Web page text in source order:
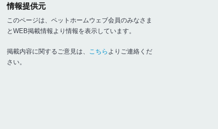
情報提供元
このページは、ペットホームウェブ会員のみなさま
とWEB掲載情報より情報を表示しています。
掲載内容に関するご意見は、 こちら よりご連絡くだ
さい。